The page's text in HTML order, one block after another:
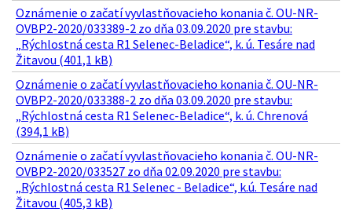
Oznámenie o začatí vyvlastňovacieho konania č. OU-NR-
OVBP2-2020/033389-2 zo dňa 03.09.2020 pre stavbu:
„Rýchlostná cesta R1 Selenec-Beladice“, k. ú. Tesáre nad
Žitavou (401,1 kB)
Oznámenie o začatí vyvlastňovacieho konania č. OU-NR-
OVBP2-2020/033388-2 zo dňa 03.09.2020 pre stavbu:
„Rýchlostná cesta R1 Selenec-Beladice“, k. ú. Chrenová
(394,1 kB)
Oznámenie o začatí vyvlastňovacieho konania č. OU-NR-
OVBP2-2020/033527 zo dňa 02.09.2020 pre stavbu:
„Rýchlostná cesta R1 Selenec - Beladice“, k.ú. Tesáre nad
Žitavou (405,3 kB)